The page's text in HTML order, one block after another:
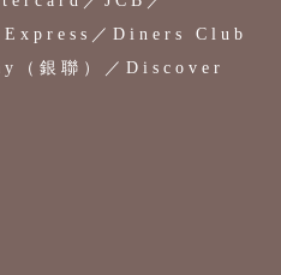
／Diners Club
（銀聯）／Discover